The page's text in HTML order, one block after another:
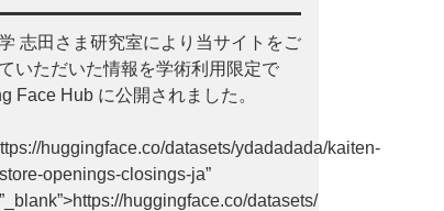
志田さま研究室により当サイトをご
いただいた情報を学術利用限定で
Face Hub に公開されました。
huggingface.co/datasets/ydadadada/kaiten-
openings-closings-ja”
huggingface.co/datasets/